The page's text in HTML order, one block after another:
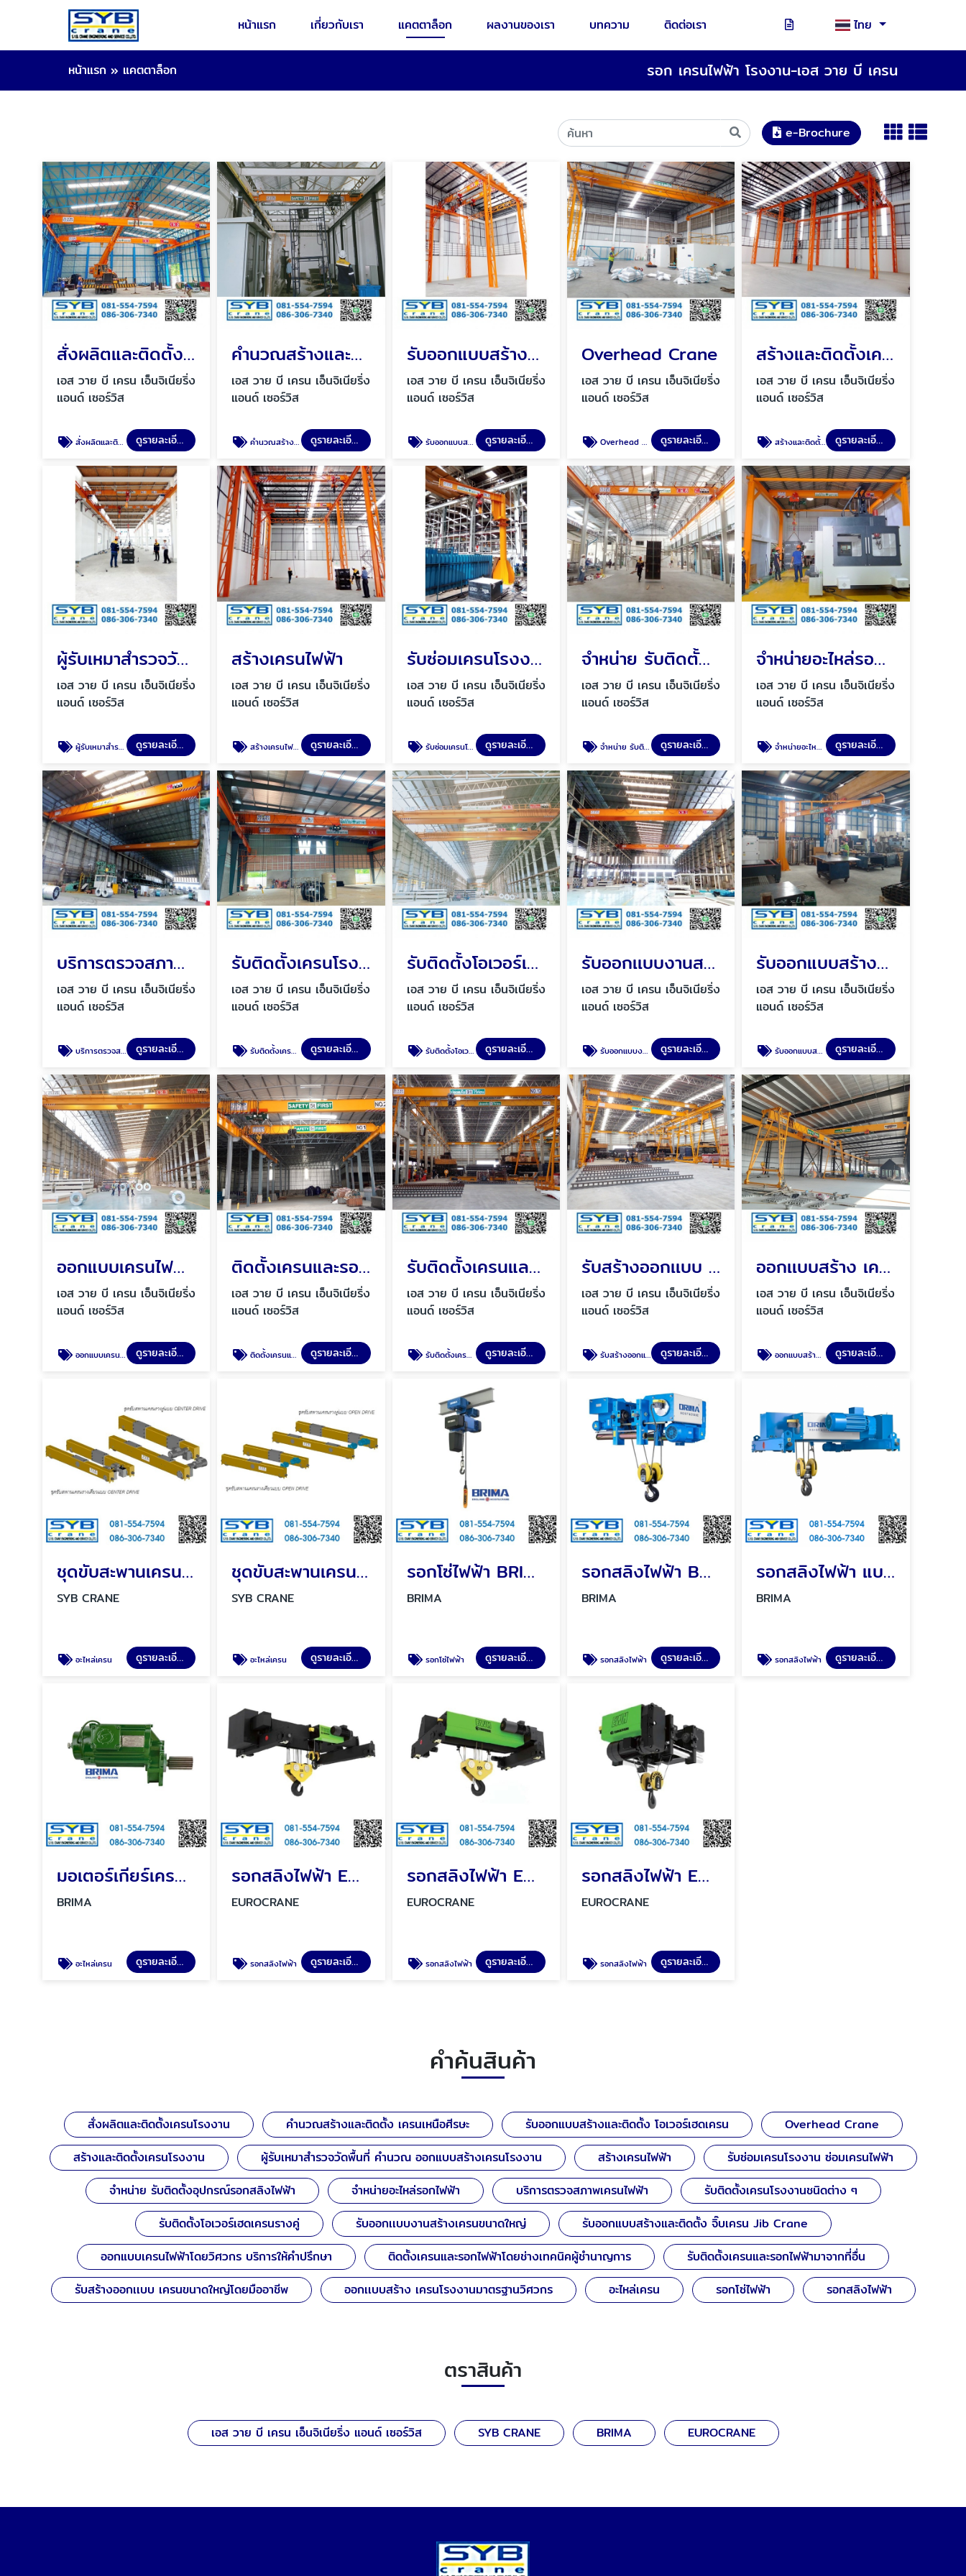
หน้าแรก เกี่ยวกับเรา แคตตาล็อก ผลงานของเรา บทความ ติดต่อเรา ไทย
หน้าแรก » แคตตาล็อก รอก เครนไฟฟ้า โรงงาน-เอส วาย บี เครน
e-Brochure
สั่งผลิตและติดตั้งเครนโรงงาน
เอส วาย บี เครน เอ็นจิเนียริ่ง
แอนด์ เซอร์วิส
สั่งผลิตและติดตั้งเครนโรงงาน ดูรายละเอียด
คำนวณสร้างและติดตั้ง เครนเหนือศีรษะ
เอส วาย บี เครน เอ็นจิเนียริ่ง
แอนด์ เซอร์วิส
คำนวณสร้างและติดตั้ง เครนเหนือศีรษะ ดูรายละเอียด
รับออกแบบสร้างและติดตั้ง โอเวอร์เฮดเครน
เอส วาย บี เครน เอ็นจิเนียริ่ง
แอนด์ เซอร์วิส
รับออกแบบสร้างและติดตั้ง โอเวอร์เฮดเครน ดูรายละเอียด
Overhead Crane
เอส วาย บี เครน เอ็นจิเนียริ่ง
แอนด์ เซอร์วิส
Overhead Crane ดูรายละเอียด
สร้างและติดตั้งเครนโรงงาน
เอส วาย บี เครน เอ็นจิเนียริ่ง
แอนด์ เซอร์วิส
สร้างและติดตั้งเครนโรงงาน ดูรายละเอียด
ผู้รับเหมาสำรวจวัดพื้นที่ คำนวณ ออกแบบสร้างเครนโรงงาน
เอส วาย บี เครน เอ็นจิเนียริ่ง
แอนด์ เซอร์วิส
ผู้รับเหมาสำรวจวัดพื้นที่ คำนวณ ออกแบบสร้างเครนโรงงาน ดูรายละเอียด
สร้างเครนไฟฟ้า
เอส วาย บี เครน เอ็นจิเนียริ่ง
แอนด์ เซอร์วิส
สร้างเครนไฟฟ้า ดูรายละเอียด
รับซ่อมเครนโรงงาน ซ่อมเครนไฟฟ้า
เอส วาย บี เครน เอ็นจิเนียริ่ง
แอนด์ เซอร์วิส
รับซ่อมเครนโรงงาน ซ่อมเครนไฟฟ้า ดูรายละเอียด
จำหน่าย รับติดตั้งอุปกรณ์รอกสลิงไฟฟ้า
เอส วาย บี เครน เอ็นจิเนียริ่ง
แอนด์ เซอร์วิส
จำหน่าย รับติดตั้งอุปกรณ์รอกสลิงไฟฟ้า ดูรายละเอียด
จำหน่ายอะไหล่รอกไฟฟ้า
เอส วาย บี เครน เอ็นจิเนียริ่ง
แอนด์ เซอร์วิส
จำหน่ายอะไหล่รอกไฟฟ้า ดูรายละเอียด
บริการตรวจสภาพเครนไฟฟ้า
เอส วาย บี เครน เอ็นจิเนียริ่ง
แอนด์ เซอร์วิส
บริการตรวจสภาพเครนไฟฟ้า ดูรายละเอียด
รับติดตั้งเครนโรงงานชนิดต่าง ๆ
เอส วาย บี เครน เอ็นจิเนียริ่ง
แอนด์ เซอร์วิส
รับติดตั้งเครนโรงงานชนิดต่าง ๆ ดูรายละเอียด
รับติดตั้งโอเวอร์เฮดเครนรางคู่
เอส วาย บี เครน เอ็นจิเนียริ่ง
แอนด์ เซอร์วิส
รับติดตั้งโอเวอร์เฮดเครนรางคู่ ดูรายละเอียด
รับออกเเบบงานสร้างเครนขนาดใหญ่
เอส วาย บี เครน เอ็นจิเนียริ่ง
แอนด์ เซอร์วิส
รับออกเเบบงานสร้างเครนขนาดใหญ่ ดูรายละเอียด
รับออกแบบสร้างและติดตั้ง จิ๊บเครน Jib Crane
เอส วาย บี เครน เอ็นจิเนียริ่ง
แอนด์ เซอร์วิส
รับออกแบบสร้างและติดตั้ง จิ๊บเครน Jib Crane ดูรายละเอียด
ออกแบบเครนไฟฟ้าโดยวิศวกร บริการให้คำปรึกษา
เอส วาย บี เครน เอ็นจิเนียริ่ง
แอนด์ เซอร์วิส
ออกแบบเครนไฟฟ้าโดยวิศวกร บริการให้คำปรึกษา ดูรายละเอียด
ติดตั้งเครนและรอกไฟฟ้าโดยช่างเทคนิคผู้ชำนาญการ
เอส วาย บี เครน เอ็นจิเนียริ่ง
แอนด์ เซอร์วิส
ติดตั้งเครนและรอกไฟฟ้าโดยช่างเทคนิคผู้ชำนาญการ ดูรายละเอียด
รับติดตั้งเครนและรอกไฟฟ้ามาจากที่อื่น
เอส วาย บี เครน เอ็นจิเนียริ่ง
แอนด์ เซอร์วิส
รับติดตั้งเครนและรอกไฟฟ้ามาจากที่อื่น ดูรายละเอียด
รับสร้างออกเเบบ เครนขนาดใหญ่โดยมืออาชีพ
เอส วาย บี เครน เอ็นจิเนียริ่ง
แอนด์ เซอร์วิส
รับสร้างออกเเบบ เครนขนาดใหญ่โดยมืออาชีพ ดูรายละเอียด
ออกเเบบสร้าง เครนโรงงานมาตรฐานวิศวะกร
เอส วาย บี เครน เอ็นจิเนียริ่ง
แอนด์ เซอร์วิส
ออกเเบบสร้าง เครนโรงงานมาตรฐานวิศวกร ดูรายละเอียด
ชุดขับสะพานเครน CENTER DRIVE
SYB CRANE
อะไหล่เครน ดูรายละเอียด
ชุดขับสะพานเครน OPEN DRIVE
SYB CRANE
อะไหล่เครน ดูรายละเอียด
รอกโซ่ไฟฟ้า BRIMA
BRIMA
รอกโซ่ไฟฟ้า ดูรายละเอียด
รอกสลิงไฟฟ้า BRIMA
BRIMA
รอกสลิงไฟฟ้า ดูรายละเอียด
รอกสลิงไฟฟ้า แบบรางคู่ BRIMA
BRIMA
รอกสลิงไฟฟ้า ดูรายละเอียด
มอเตอร์เกียร์เครน BRIMA
BRIMA
อะไหล่เครน ดูรายละเอียด
รอกสลิงไฟฟ้า EWH Double Girder Double Hook Electric Hoist
EUROCRANE
รอกสลิงไฟฟ้า ดูรายละเอียด
รอกสลิงไฟฟ้า EWH Double Girder Electric Hoist
EUROCRANE
รอกสลิงไฟฟ้า ดูรายละเอียด
รอกสลิงไฟฟ้า EWH Single Girder Electric Hoist
EUROCRANE
รอกสลิงไฟฟ้า ดูรายละเอียด
คำค้นสินค้า
สั่งผลิตและติดตั้งเครนโรงงาน คำนวณสร้างและติดตั้ง เครนเหนือศีรษะ รับออกแบบสร้างและติดตั้ง โอเวอร์เฮดเครน
Overhead Crane
สร้างและติดตั้งเครนโรงงาน
ผู้รับเหมาสำรวจวัดพื้นที่ คำนวณ ออกแบบสร้างเครนโรงงาน สร้างเครนไฟฟ้า
รับซ่อมเครนโรงงาน ซ่อมเครนไฟฟ้า
จำหน่าย รับติดตั้งอุปกรณ์รอกสลิงไฟฟ้า
จำหน่ายอะไหล่รอกไฟฟ้า บริการตรวจสภาพเครนไฟฟ้า
รับติดตั้งเครนโรงงานชนิดต่าง ๆ
รับติดตั้งโอเวอร์เฮดเครนรางคู่
รับออกเเบบงานสร้างเครนขนาดใหญ่
รับออกแบบสร้างและติดตั้ง จิ๊บเครน Jib Crane
ออกแบบเครนไฟฟ้าโดยวิศวกร บริการให้คำปรึกษา
ติดตั้งเครนและรอกไฟฟ้าโดยช่างเทคนิคผู้ชำนาญการ
รับติดตั้งเครนและรอกไฟฟ้ามาจากที่อื่น
รับสร้างออกเเบบ เครนขนาดใหญ่โดยมืออาชีพ
ออกเเบบสร้าง เครนโรงงานมาตรฐานวิศวกร อะไหล่เครน รอกโซ่ไฟฟ้า รอกสลิงไฟฟ้า
ตราสินค้า
เอส วาย บี เครน เอ็นจิเนียริ่ง แอนด์ เซอร์วิส SYB CRANE BRIMA EUROCRANE